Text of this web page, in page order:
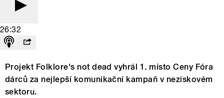
26:32
Projekt Folklore's not dead vyhrál 1. místo Ceny Fóra
dárců za nejlepší komunikační kampaň v neziskovém
sektoru.